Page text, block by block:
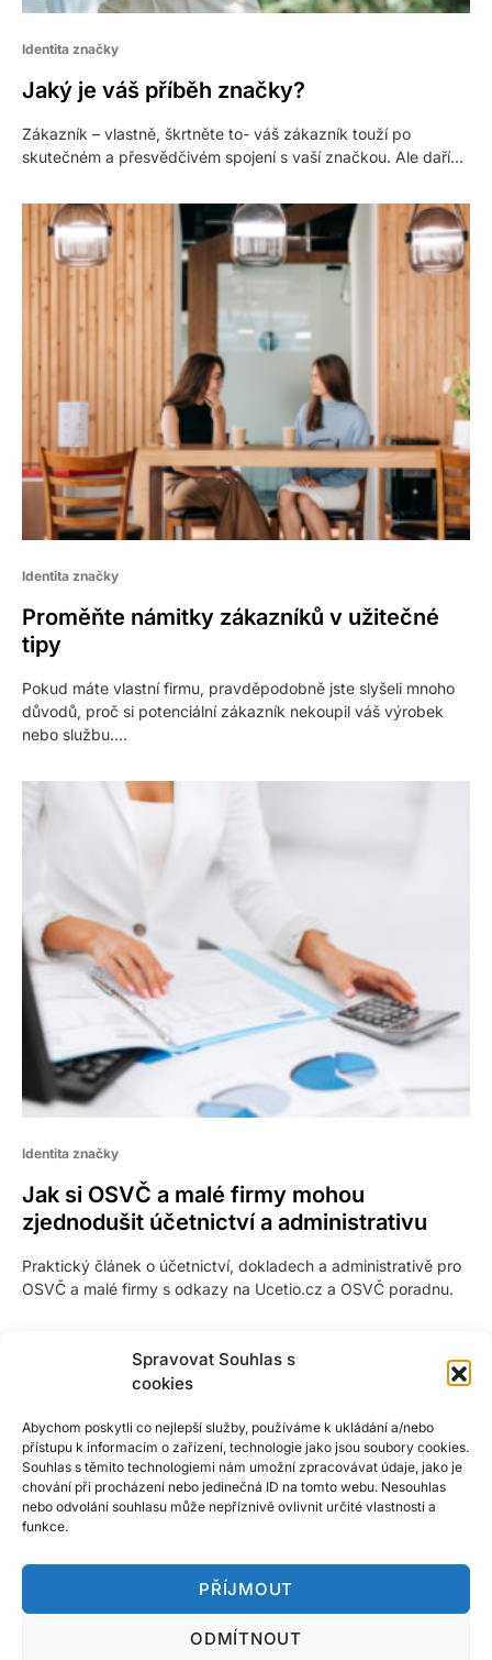
Spravovat Souhlas s
cookies
Abychom poskytli co nejlepší služby, používáme k ukládání a/nebo
přístupu k informacím o zařízení, technologie jako jsou soubory cookies.
Souhlas s těmito technologiemi nám umožní zpracovávat údaje, jako je
chování při procházení nebo jedinečná ID na tomto webu. Nesouhlas
nebo odvolání souhlasu může nepříznivě ovlivnit určité vlastnosti a
funkce.
PŘÍJMOUT
ODMÍTNOUT
Identita značky
Jaký je váš příběh značky?
Zákazník – vlastně, škrtněte to- váš zákazník touží po
skutečném a přesvědčivém spojení s vaší značkou. Ale daří…
Identita značky
Proměňte námitky zákazníků v užitečné
tipy
Pokud máte vlastní firmu, pravděpodobně jste slyšeli mnoho
důvodů, proč si potenciální zákazník nekoupil váš výrobek
nebo službu.…
Identita značky
Jak si OSVČ a malé firmy mohou
zjednodušit účetnictví a administrativu
Praktický článek o účetnictví, dokladech a administrativě pro
OSVČ a malé firmy s odkazy na Ucetio.cz a OSVČ poradnu.